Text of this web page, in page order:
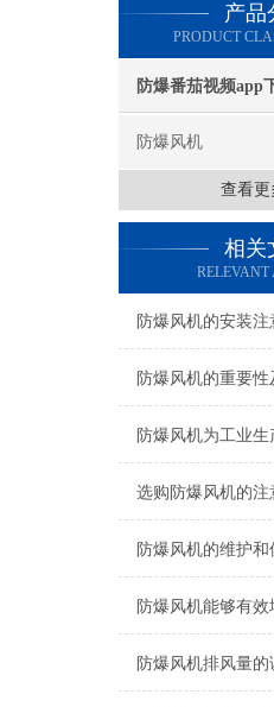
产品
PRODUCT
防爆番茄视频app
防爆风机
查看更
相关
RELEVANT
防爆风机的安装注意
选购防爆风机的注
防爆风机的维护
防爆风机排风量